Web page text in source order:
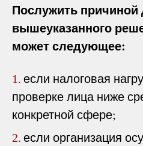
Послужить причиной
вышеуказанного
может следующее:
1. если налоговая
проверке лица ниже
конкретной сфере;
2. если организация